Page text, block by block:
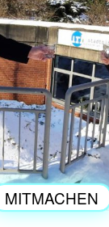
MITMACHEN